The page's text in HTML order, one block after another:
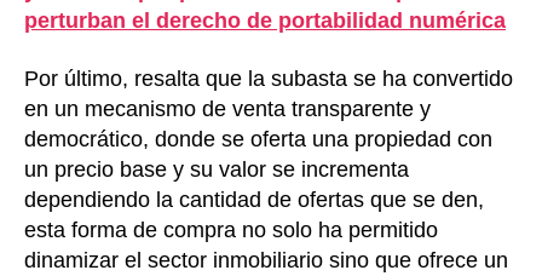
perturban el derecho de portabilidad numérica
Por último, resalta que la subasta se ha convertido
en un mecanismo de venta transparente y
democrático, donde se oferta una propiedad con
un precio base y su valor se incrementa
dependiendo la cantidad de ofertas que se den,
esta forma de compra no solo ha permitido
dinamizar el sector inmobiliario sino que ofrece un